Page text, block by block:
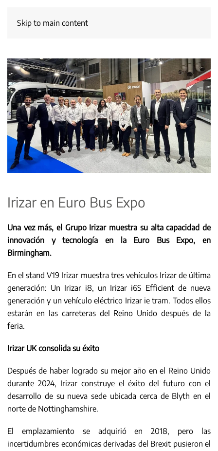
Skip to main content
Irizar en Euro Bus Expo
Una vez más, el Grupo Irizar muestra su alta capacidad de
innovación y tecnología en la Euro Bus Expo, en
Birmingham.
En el stand V19 Irizar muestra tres vehículos Irizar de última
generación: Un Irizar i8, un Irizar i6S Efficient de nueva
generación y un vehículo eléctrico Irizar ie tram. Todos ellos
estarán en las carreteras del Reino Unido después de la
feria.
Irizar UK consolida su éxito
Después de haber logrado su mejor año en el Reino Unido
durante 2024, Irizar construye el éxito del futuro con el
desarrollo de su nueva sede ubicada cerca de Blyth en el
norte de Nottinghamshire.
El emplazamiento se adquirió en 2018, pero las
incertidumbres económicas derivadas del Brexit pusieron el